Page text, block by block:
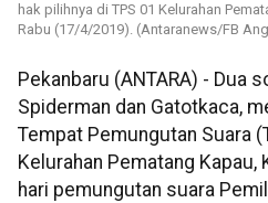
hak pilihnya di TPS 01 Kelurahan
Rabu (17/4/2019). (Antaranews/FB
Pekanbaru (ANTARA) - Dua
Spiderman dan Gatotkaca,
Tempat Pemungutan Suara
Kelurahan Pematang Kapau,
hari pemungutan suara